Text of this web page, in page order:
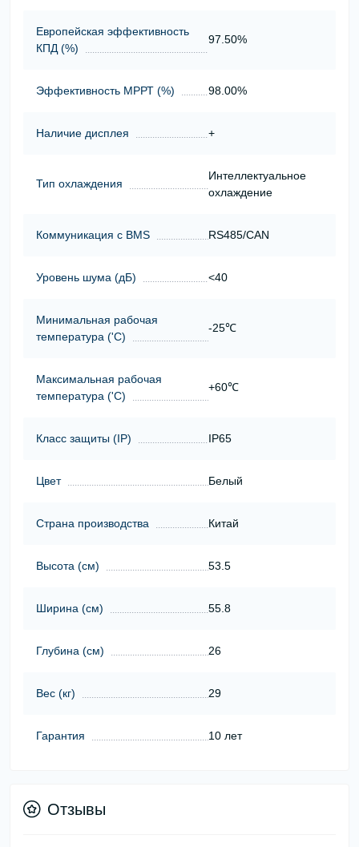
Европейская эффективность
КПД (%)
97.50%
Эффективность МРРТ (%) 98.00%
Наличие дисплея +
Тип охлаждения
Интеллектуальное
охлаждение
Коммуникация с BMS RS485/CAN
Уровень шума (дБ) <40
Минимальная рабочая
температура ('С)
-25℃
Максимальная рабочая
температура ('С)
+60℃
Класс защиты (ІР) IP65
Цвет Белый
Страна производства Китай
Высота (cм) 53.5
Ширина (cм) 55.8
Глубина (cм) 26
Вес (кг) 29
Гарантия 10 лет
Отзывы